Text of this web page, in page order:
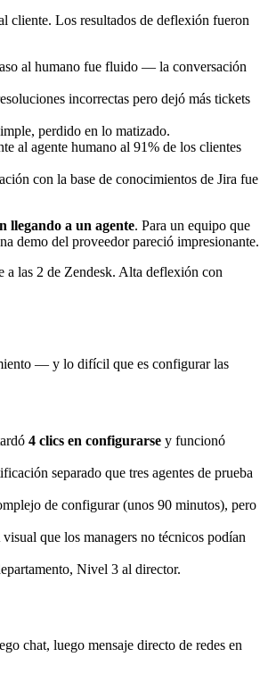
cliente. Los resultados de deflexión fueron
al humano fue fluido — la conversación
incorrectas pero dejó más tickets
perdido en lo matizado.
al agente humano al 91% de los clientes
con la base de conocimientos de Jira fue
llegando a un agente. Para un equipo que
demo del proveedor pareció impresionante.
a las 2 de Zendesk. Alta deflexión con
— y lo difícil que es configurar las
4 clics en configurarse y funcionó
separado que tres agentes de prueba
de configurar (unos 90 minutos), pero
que los managers no técnicos podían
Nivel 3 al director.
chat, luego mensaje directo de redes en